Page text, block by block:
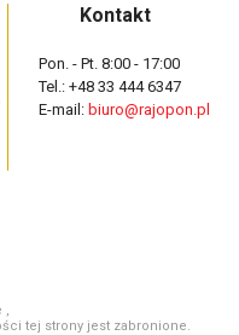
Kontakt
Pon. - Pt. 8:00 - 17:00
Tel.: +48 33 444 6347
E-mail: biuro@rajopon.pl
,
tej strony jest zabronione.